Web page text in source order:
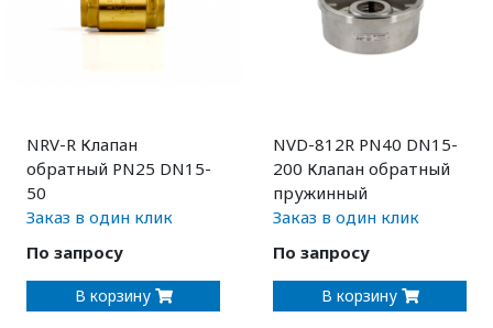
NRV-R Клапан
обратный PN25 DN15-
50
Заказ в один клик
По запросу
В корзину
NVD-812R PN40 DN15-
200 Клапан обратный
пружинный
Заказ в один клик
По запросу
В корзину